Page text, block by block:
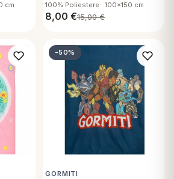
cm 100% Poliestere · 100x150 cm
8,00 €15,00€
-50%
GORMITI